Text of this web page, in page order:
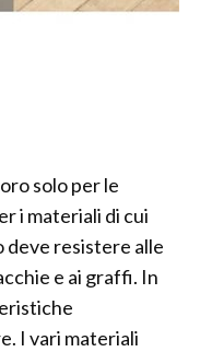
solo per le
i materiali di cui
deve resistere alle
e ai graffi. In
I vari materiali